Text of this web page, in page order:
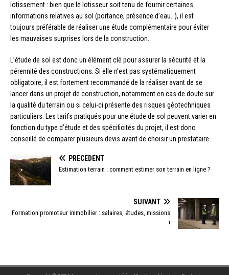
lotissement : bien que le lotisseur soit tenu de fournir certaines
informations relatives au sol (portance, présence d’eau…), il est
toujours préférable de réaliser une étude complémentaire pour éviter
les mauvaises surprises lors de la construction.
L’étude de sol est donc un élément clé pour assurer la sécurité et la
pérennité des constructions. Si elle n’est pas systématiquement
obligatoire, il est fortement recommandé de la réaliser avant de se
lancer dans un projet de construction, notamment en cas de doute sur
la qualité du terrain ou si celui-ci présente des risques géotechniques
particuliers. Les tarifs pratiqués pour une étude de sol peuvent varier en
fonction du type d’étude et des spécificités du projet, il est donc
conseillé de comparer plusieurs devis avant de choisir un prestataire.
PRÉCÉDENT
Estimation terrain : comment estimer son terrain en ligne ?
SUIVANT
Formation promoteur immobilier : salaires, études, missions
!